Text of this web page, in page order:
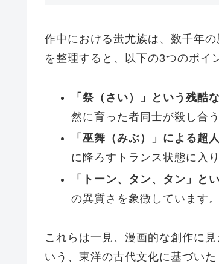
作中における蚩尤族は、数千年
を整理すると、以下の3つのポイ
「祭（さい）」という残酷
然に育った者同士が殺し合
「巫舞（みぶ）」による超
に降ろすトランス状態に入
「トーン、タン、タン」と
の異質さを象徴しています。
これらは一見、漫画的な創作に
いう、東洋の古代文化に基づい